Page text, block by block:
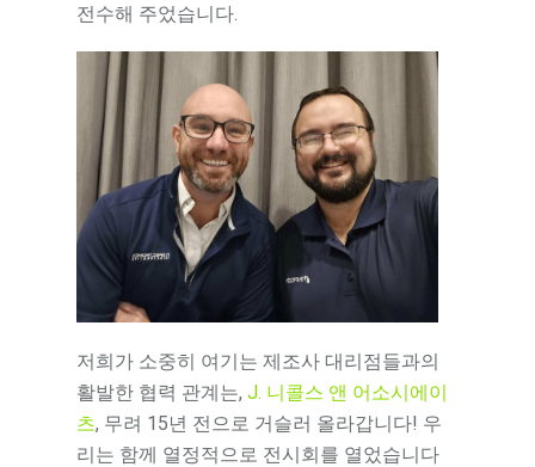
전수해 주었습니다.
저희가 소중히 여기는 제조사 대리점들과의
활발한 협력 관계는,J. 니콜스 앤 어소시에이
츠, 무려 15년 전으로 거슬러 올라갑니다! 우
리는 함께 열정적으로 전시회를 열었습니다